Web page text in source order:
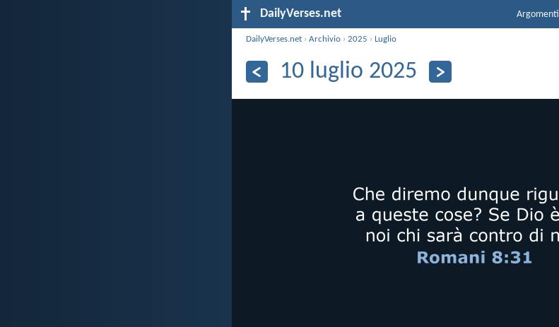
DailyVerses.net Argomenti
DailyVerses.net ›Archivio ›2025 ›Luglio
10 luglio 2025